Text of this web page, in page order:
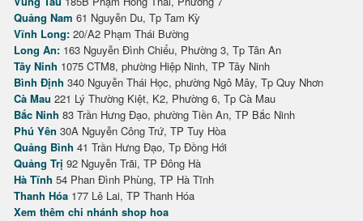
Quảng Nam 61 Nguyễn Du, Tp Tam Kỳ
Vĩnh Long: 20/A2 Phạm Thái Bường
Long An: 163 Nguyễn Đình Chiểu, Phường 3, Tp Tân An
Tây Ninh 1075 CTM8, phường Hiệp Ninh, TP Tây Ninh
Bình Định 340 Nguyễn Thái Học, phường Ngô Mây, Tp Quy Nhơn
Cà Mau 221 Lý Thường Kiệt, K2, Phường 6, Tp Cà Mau
Bắc Ninh 83 Trần Hưng Đạo, phường Tiền An, TP Bắc Ninh
Phú Yên 30A Nguyễn Công Trứ, TP Tuy Hòa
Quảng Bình 41 Trần Hưng Đạo, Tp Đồng Hới
Quảng Trị 92 Nguyễn Trãi, TP Đông Hà
Hà Tĩnh 54 Phan Đình Phùng, TP Hà Tĩnh
Thanh Hóa 177 Lê Lai, TP Thanh Hóa
Xem thêm chi nhánh shop hoa